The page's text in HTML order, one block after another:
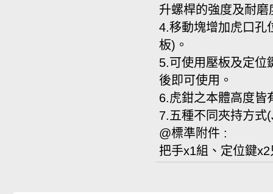
升螺桿的強度及耐磨
4.移動塊增加虎口孔
板) 。
5.可使用壓板及定位
後即可使用。
6.虎鉗之本體高度皆
7.五種不同夾持方式
@標準附件 :
把手x1組、定位鍵x2